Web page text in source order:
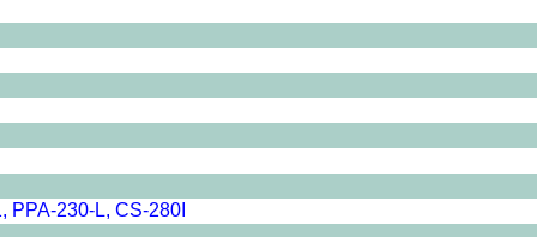
230-L, CS-280I